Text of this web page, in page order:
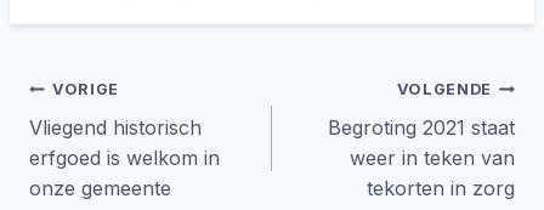
Bericht
navigatie
VORIGE
Vliegend historisch
erfgoed is welkom in
onze gemeente
VOLGENDE
Begroting 2021 staat
weer in teken van
tekorten in zorg